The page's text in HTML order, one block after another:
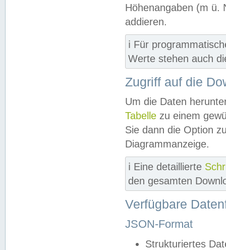
Höhenangaben (m ü.
addieren.
ℹ️ Für
Werte stehen auch
Zugriff auf die
Um die Daten
Tabelle zu einem
Sie dann die Option
Diagrammanzeige.
ℹ️ Eine detaillierte
den gesamten
Verfügbare
JSON-Format
Strukturiertes